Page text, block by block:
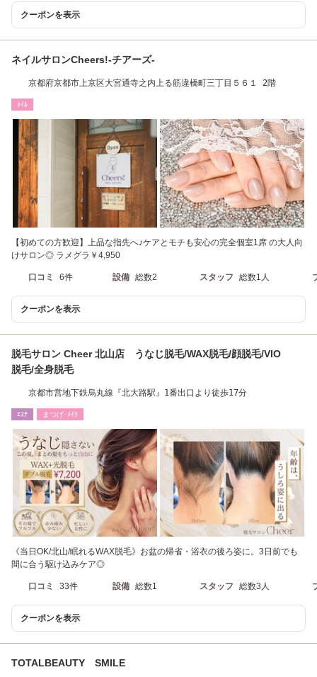
クーポンを表示
ネイルサロンCheers!-チアーズ-
京都府京都市上京区大宮通寺之内上る筋違橋町三丁目５６１ 2階
ﾈｲﾙ
【初めての方歓迎】上品な指先へ♪ケアとモチも安心の完全個室1席 の大人向
けサロン◎ ラメグラ￥4,950
口コミ 6件 設備 総数2 スタッフ 総数1人
クーポンを表示
脱毛サロン Cheer 北山店 うなじ脱毛/WAX脱毛/顔脱毛/VIO
脱毛/全身脱毛
京都市営地下鉄烏丸線『北大路駅』1番出口より徒歩17分
ｴｽﾃ まつげ･ﾒｲｸ
《当日OK/北山/眠れるWAX脱毛》お盆の帰省・浴衣の後ろ姿に。3日前でも
間に合う駆け込みケア◎
口コミ 33件 設備 総数1 スタッフ 総数3人
クーポンを表示
TOTALBEAUTY SMILE